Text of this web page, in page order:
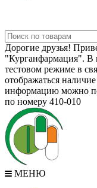
Дорогие друзья!
"Курганфармация". В
тестовом режиме в
отображаться
информацию можно
по номеру 410-010
МЕНЮ